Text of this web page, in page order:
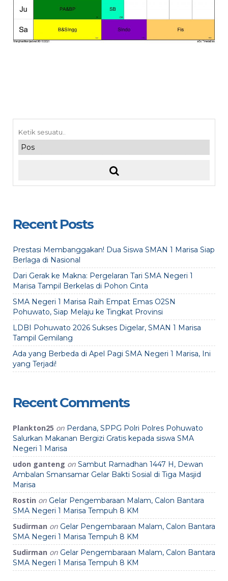
Recent Posts
Prestasi Membanggakan! Dua Siswa SMAN 1 Marisa Siap
Berlaga di Nasional
Dari Gerak ke Makna: Pergelaran Tari SMA Negeri 1
Marisa Tampil Berkelas di Pohon Cinta
SMA Negeri 1 Marisa Raih Empat Emas O2SN
Pohuwato, Siap Melaju ke Tingkat Provinsi
LDBI Pohuwato 2026 Sukses Digelar, SMAN 1 Marisa
Tampil Gemilang
Ada yang Berbeda di Apel Pagi SMA Negeri 1 Marisa, Ini
yang Terjadi!
Recent Comments
Plankton25 on Perdana, SPPG Polri Polres Pohuwato
Salurkan Makanan Bergizi Gratis kepada siswa SMA
Negeri 1 Marisa
udon ganteng on Sambut Ramadhan 1447 H, Dewan
Ambalan Smansamar Gelar Bakti Sosial di Tiga Masjid
Marisa
Rostin on Gelar Pengembaraan Malam, Calon Bantara
SMA Negeri 1 Marisa Tempuh 8 KM
Sudirman on Gelar Pengembaraan Malam, Calon Bantara
SMA Negeri 1 Marisa Tempuh 8 KM
Sudirman on Gelar Pengembaraan Malam, Calon Bantara
SMA Negeri 1 Marisa Tempuh 8 KM